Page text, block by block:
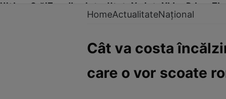
Ultima Oră!Trending Actualitate Vedete Video Prime Time
InternaționalFapt divers
HomeActualitateNațional
Cât va costa
care o vor scoate